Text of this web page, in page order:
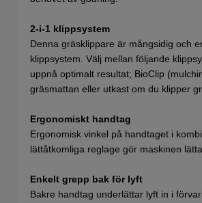
2-i-1 klippsystem
Denna gräsklippare är mångsidig och
klippsystem. Välj mellan följande
uppnå optimalt resultat; BioClip
gräsmattan eller utkast om du klipper
Ergonomiskt handtag
Ergonomisk vinkel på handtaget i
lättåtkomliga reglage gör maskinen
Enkelt grepp bak för lyft
Bakre handtag underlättar lyft in i